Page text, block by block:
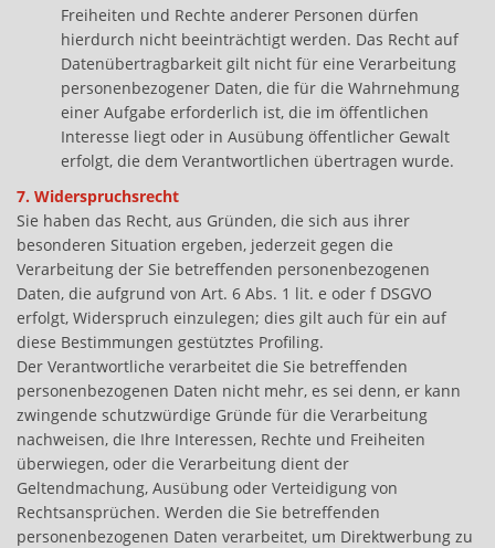
Freiheiten und Rechte anderer Personen dürfen
hierdurch nicht beeinträchtigt werden. Das Recht auf
Datenübertragbarkeit gilt nicht für eine Verarbeitung
personenbezogener Daten, die für die Wahrnehmung
einer Aufgabe erforderlich ist, die im öffentlichen
Interesse liegt oder in Ausübung öffentlicher Gewalt
erfolgt, die dem Verantwortlichen übertragen wurde.
7. Widerspruchsrecht
Sie haben das Recht, aus Gründen, die sich aus ihrer
besonderen Situation ergeben, jederzeit gegen die
Verarbeitung der Sie betreffenden personenbezogenen
Daten, die aufgrund von Art. 6 Abs. 1 lit. e oder f DSGVO
erfolgt, Widerspruch einzulegen; dies gilt auch für ein auf
diese Bestimmungen gestütztes Profiling.
Der Verantwortliche verarbeitet die Sie betreffenden
personenbezogenen Daten nicht mehr, es sei denn, er kann
zwingende schutzwürdige Gründe für die Verarbeitung
nachweisen, die Ihre Interessen, Rechte und Freiheiten
überwiegen, oder die Verarbeitung dient der
Geltendmachung, Ausübung oder Verteidigung von
Rechtsansprüchen. Werden die Sie betreffenden
personenbezogenen Daten verarbeitet, um Direktwerbung zu